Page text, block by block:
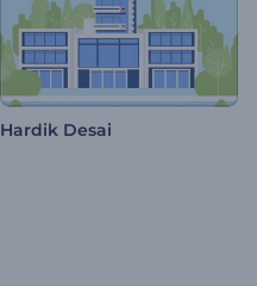
Hardik Desai